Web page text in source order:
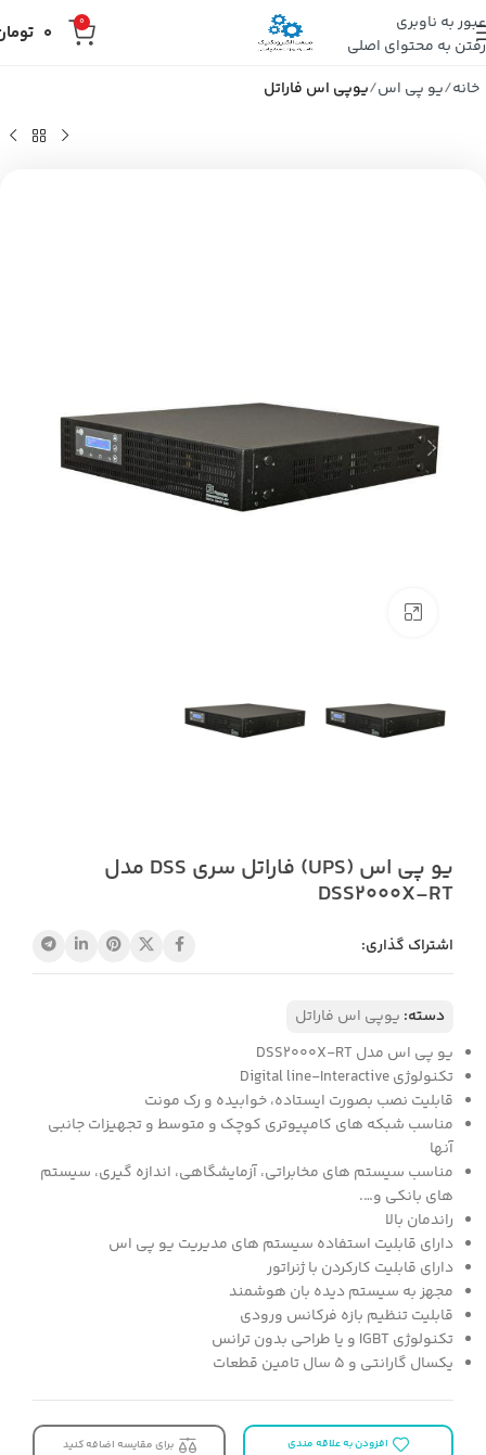
عبور به ناوبری
رفتن به محتوای اصلی
0
0
خانه یو پی اس یوپی اس فاراتل
یو پی اس (UPS) فاراتل سری DSS مدل
DSS2000X-RT
اشتراک گذاری:
دسته: یوپی اس فاراتل
یو پی اس مدل DSS2000X-RT
تکنولوژی Digital line-Interactive
قابلیت نصب بصورت ایستاده، خوابیده و رک مونت
مناسب شبکه های کامپیوتری کوچک و متوسط و تجهیزات جانبی
آنها
مناسب سیستم های مخابراتی، آزمایشگاهی، اندازه گیری، سیستم
های بانکی و….
راندمان بالا
دارای قابلیت استفاده سیستم های مدیریت یو پی اس
دارای قابلیت کارکردن با ژنراتور
مجهز به سیستم دیده بان هوشمند
قابلیت تنظیم بازه فرکانس ورودی
تکنولوژی IGBT و یا طراحی بدون ترانس
یکسال گارانتی و 5 سال تامین قطعات
افزودن به علاقه مندی برای مقایسه اضافه کنید